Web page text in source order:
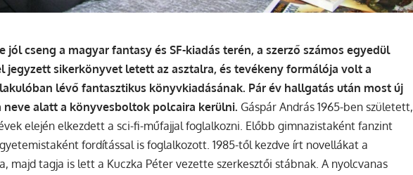
jól cseng a magyar fantasy és SF-kiadás terén, a szerző számos egyedül
jegyzett sikerkönyvet letett az asztalra, és tevékeny formálója volt a
lévő fantasztikus könyvkiadásának. Pár év hallgatás után most új
alatt a könyvesboltok polcaira kerülni. Gáspár András 1965-ben született,
elején elkezdett a sci-fi-műfajjal foglalkozni. Előbb gimnazistaként fanzint
fordítással is foglalkozott. 1985-től kezdve írt novellákat a
majd tagja is lett a Kuczka Péter vezette szerkesztői stábnak. A nyolcvanas